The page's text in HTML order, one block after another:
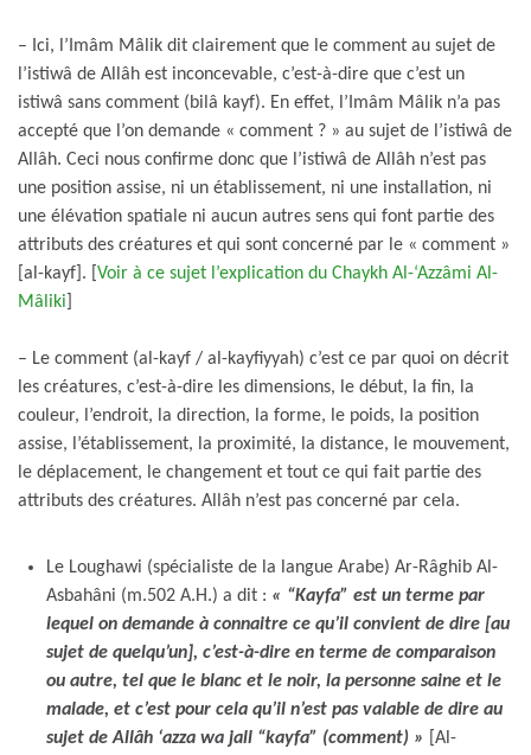
– Ici, l’Imâm Mâlik dit clairement que le comment au sujet de
l’istiwâ de Allâh est inconcevable, c’est-à-dire que c’est un
istiwâ sans comment (bilâ kayf). En effet, l’Imâm Mâlik n’a pas
accepté que l’on demande « comment ? » au sujet de l’istiwâ de
Allâh. Ceci nous confirme donc que l’istiwâ de Allâh n’est pas
une position assise, ni un établissement, ni une installation, ni
une élévation spatiale ni aucun autres sens qui font partie des
attributs des créatures et qui sont concerné par le « comment »
[al-kayf]. [ Voir à ce sujet l’explication du Chaykh Al-‘Azzâmi Al-
Mâliki
– Le comment (al-kayf / al-kayfiyyah) c’est ce par quoi on décrit
les créatures, c’est-à-dire les dimensions, le début, la fin, la
couleur, l’endroit, la direction, la forme, le poids, la position
assise, l’établissement, la proximité, la distance, le mouvement,
le déplacement, le changement et tout ce qui fait partie des
attributs des créatures. Allâh n’est pas concerné par cela.
Le Loughawi (spécialiste de la langue Arabe) Ar-Râghib Al-
Asbahâni (m.502 A.H.) a dit : « “Kayfa” est un terme par
lequel on demande à connaitre ce qu’il convient de dire [au
sujet de quelqu’un], c’est-à-dire en terme de comparaison
ou autre, tel que le blanc et le noir, la personne saine et le
malade, et c’est pour cela qu’il n’est pas valable de dire au
sujet de Allâh ‘azza wa jall “kayfa” (comment) »
[Al-